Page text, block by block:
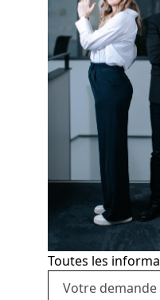
Toutes les